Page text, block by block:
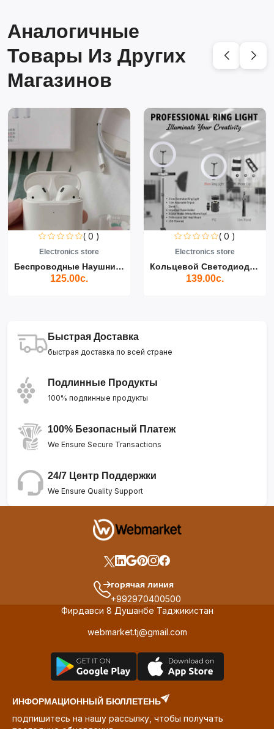
Аналогичные
Товары Из Других
Магазинов
( 0 )
Electronics store
Беспроводные Наушники Air...
125.00с.
( 0 )
Electronics store
Кольцевой Светодиодный Св...
139.00с.
Быстрая Доставка
быстрая доставка по всей стране
Подлинные Продукты
100% подлинные продукты
100% Безопасный Платеж
We Ensure Secure Transactions
24/7 Центр Поддержки
We Ensure Quality Support
горячая линия
+992970400500
Фирдавси 8 Душанбе Таджикистан
webmarket.tj@gmail.com
ИНФОРМАЦИОННЫЙ БЮЛЛЕТЕНЬ
подпишитесь на нашу рассылку, чтобы получать